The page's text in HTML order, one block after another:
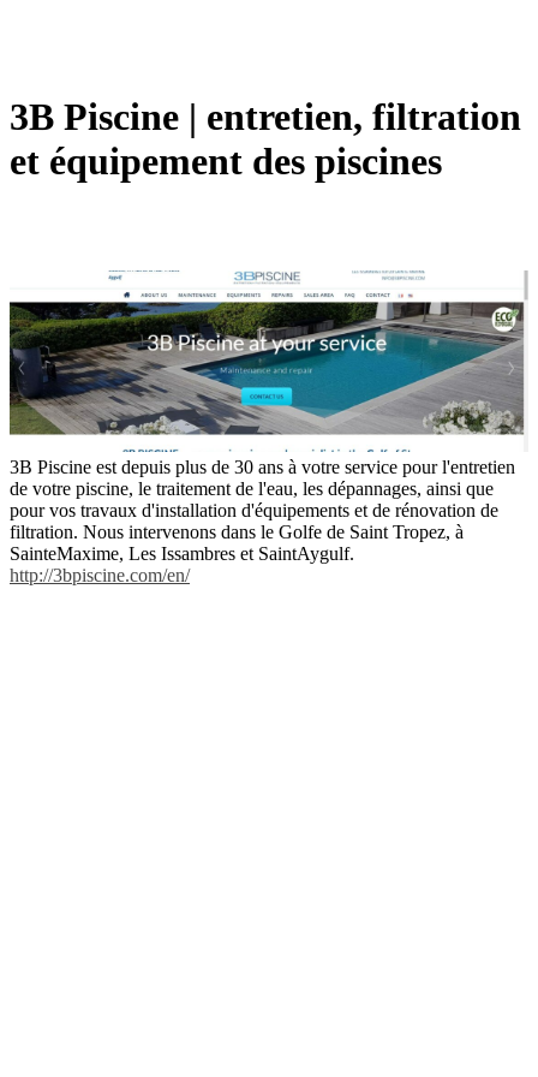
3B Piscine | entretien, filtration
et équipement des piscines
3B Piscine est depuis plus de 30 ans à votre service pour l'entretien
de votre piscine, le traitement de l'eau, les dépannages, ainsi que
pour vos travaux d'installation d'équipements et de rénovation de
filtration. Nous intervenons dans le Golfe de Saint Tropez, à
SainteMaxime, Les Issambres et SaintAygulf.
http://3bpiscine.com/en/